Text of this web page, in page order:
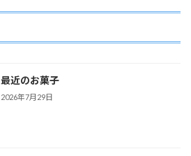
最近のお菓子
2026年7月29日